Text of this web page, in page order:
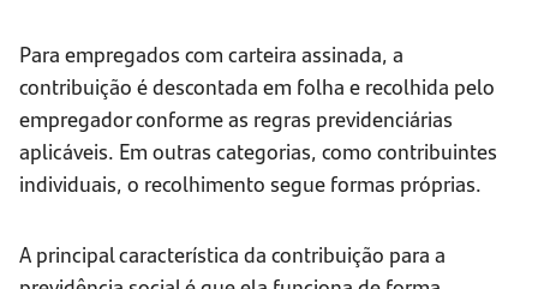
Para empregados com carteira assinada, a
contribuição é descontada em folha e recolhida pelo
empregador conforme as regras previdenciárias
aplicáveis. Em outras categorias, como contribuintes
individuais, o recolhimento segue formas próprias.
A principal característica da contribuição para a